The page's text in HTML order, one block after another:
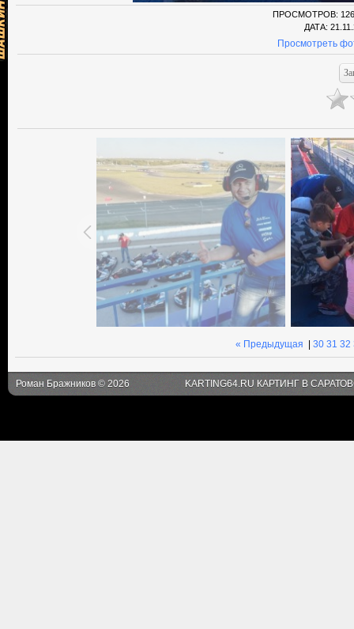
ПРОСМОТРОВ:
ДАТА:
Просмотреть
« Предыдущая 30 31 32
Роман Бражников © 2026 KARTING64.RU КАРТИНГ В